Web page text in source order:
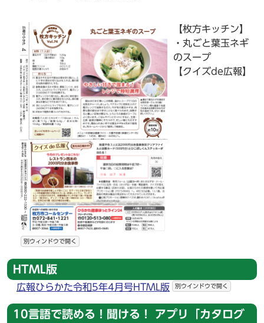
別ウィンドウで開く
【枚方キッチン】
・丸ごと葉玉ネギ
のスープ
【クイズde広報】
HTML版
広報ひらかた令和5年4月号HTML版 別ウインドウで開く
10言語で読める！聞ける！ アプリ「カタログ